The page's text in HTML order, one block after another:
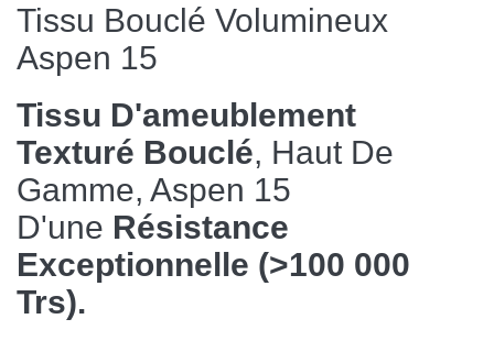
Tissu Bouclé Volumineux
Aspen 15
Tissu D'ameublement
Texturé Bouclé, Haut De
Gamme, Aspen 15
D'une Résistance
Exceptionnelle (>100 000
Trs).